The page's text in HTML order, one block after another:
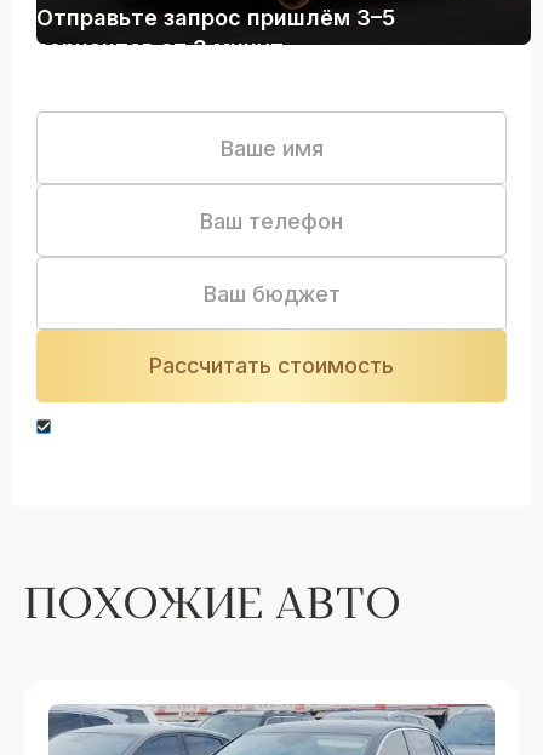
Отправьте запрос пришлём 3–5
вариантов от 3 минут
ПОХОЖИЕ АВТО